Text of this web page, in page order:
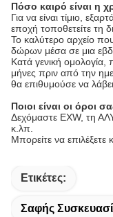
Πόσο καιρό είναι η
Για να είναι τίμιο,
εποχή τοποθετείτε τη
Το καλύτερο αρχείο
δώρων μέσα σε μια
Κατά γενική ομολογία,
μήνες πριν από την
θα επιθυμούσε να
Ποιοι είναι οι όροι
Δεχόμαστε EXW, τη
κ.λπ.
Μπορείτε να επιλέξετε
Ετικέτες:
Σαφής